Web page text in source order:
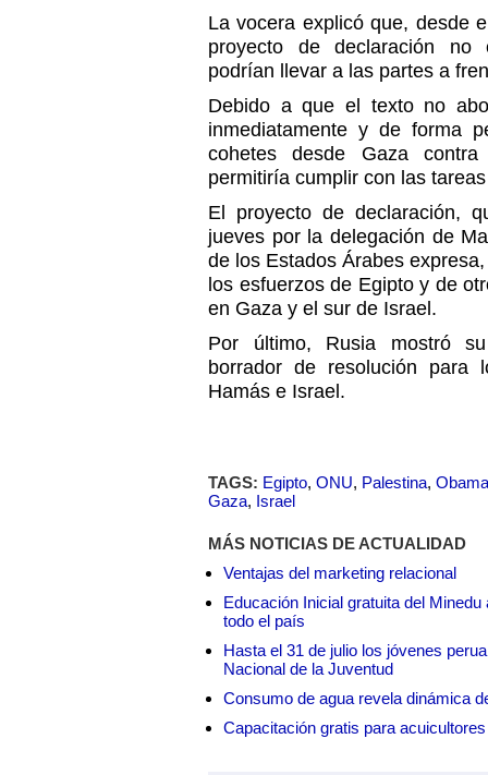
La vocera explicó que, desde
proyecto de declaración no
podrían llevar a las partes a
Debido a que el texto no
inmediatamente y de forma
cohetes desde Gaza
permitiría cumplir con las
El proyecto de declaración,
jueves por la delegación de
de los Estados Árabes
los esfuerzos de Egipto y de
en Gaza y el sur de Israel.
Por último, Rusia mostró
borrador de resolución
Hamás e Israel.
TAGS: Egipto, ONU, Palestina, Obama
Gaza, Israel
MÁS NOTICIAS DE ACTUALIDAD
Ventajas del marketing relacional
Educación Inicial gratuita del
todo el país
Hasta el 31 de julio los jóvenes
Nacional de la Juventud
Consumo de agua revela dinámica
Capacitación gratis para